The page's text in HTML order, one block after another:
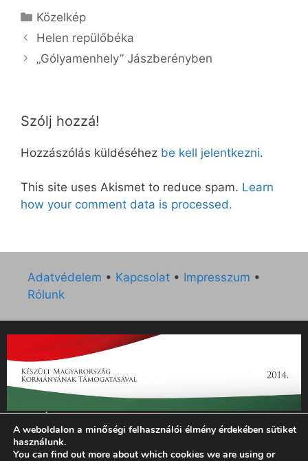
Kategória
Közelkép
Helen repülőbéka
„Gólyamenhely” Jászberényben
Szólj hozzá!
Hozzászólás küldéséhez be kell jelentkezni.
This site uses Akismet to reduce spam. Learn
how your comment data is processed.
Adatvédelem • Kapcsolat • Impresszum •
Rólunk
„Az Új Ember katolikus hetilap 2014. évi működésének
támogatását az EGYH-KCP-14-P-0121 sz. támogatási
szerződés keretében 3 000 000 Ft összegben támogatta az
A weboldalon a minőségi felhasználói élmény érdekében sütiket
használunk.
You can find out more about which cookies we are using or